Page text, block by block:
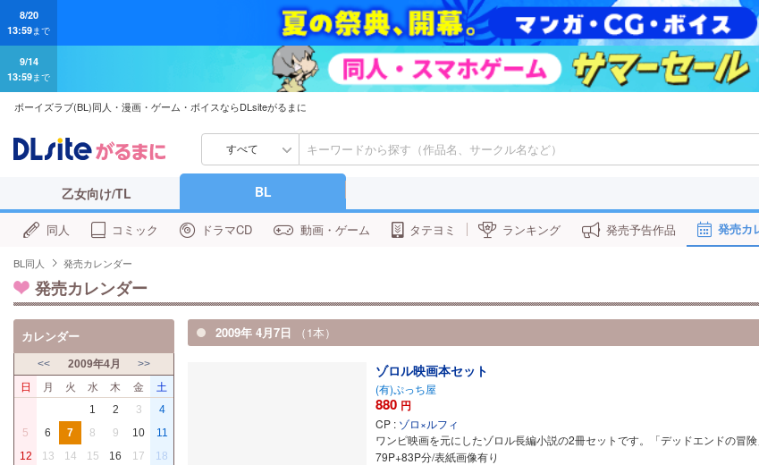
9/14
ボーイズラブ(BL)同人・漫画・ゲーム・ボイスならDLsiteがるまに
すべて
乙女向け/TL BL
同人 コミック ドラマCD 動画・ゲーム タテヨミ ランキング 発売予告作品 発売カ
BL同人 発売カレンダー
発売カレンダー
2009年 4月7日 （1本）
ゾロル映画本セット
(有)ぷっち屋
880 円
CP : ゾロ×ルフィ
ワンピ映画を元にしたゾロル長編小説の2冊セットです。「デッドエンドの冒
79P+83P分/表紙画像有り
カレンダー
<< 2009年4月 >>
日 月 火 水 木 金 土
1 2 3
4
5
6 7 8 9 10
11
12
13 14 15 16 17
18